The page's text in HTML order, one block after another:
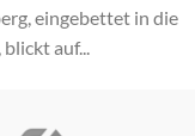
eingebettet in die
auf...